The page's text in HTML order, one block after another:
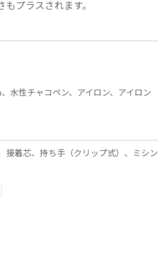
プラスされます。
水性チャコペン、アイロン、アイロン
接着芯、持ち手（クリップ式）、ミシン